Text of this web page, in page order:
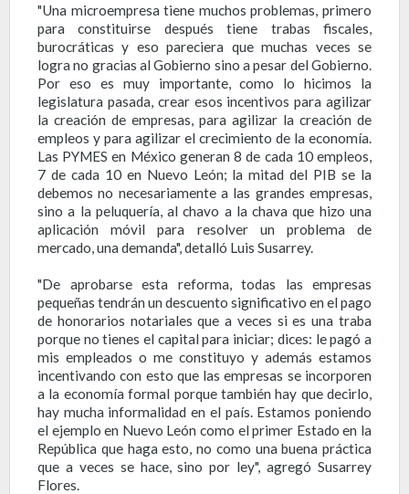
"Una microempresa tiene muchos problemas, primero
para constituirse después tiene trabas fiscales,
burocráticas y eso pareciera que muchas veces se
logra no gracias al Gobierno sino a pesar del Gobierno.
Por eso es muy importante, como lo hicimos la
legislatura pasada, crear esos incentivos para agilizar
la creación de empresas, para agilizar la creación de
empleos y para agilizar el crecimiento de la economía.
Las PYMES en México generan 8 de cada 10 empleos,
7 de cada 10 en Nuevo León; la mitad del PIB se la
debemos no necesariamente a las grandes empresas,
sino a la peluquería, al chavo a la chava que hizo una
aplicación móvil para resolver un problema de
mercado, una demanda", detalló Luis Susarrey.
"De aprobarse esta reforma, todas las empresas
pequeñas tendrán un descuento significativo en el pago
de honorarios notariales que a veces si es una traba
porque no tienes el capital para iniciar; dices: le pagó a
mis empleados o me constituyo y además estamos
incentivando con esto que las empresas se incorporen
a la economía formal porque también hay que decirlo,
hay mucha informalidad en el país. Estamos poniendo
el ejemplo en Nuevo León como el primer Estado en la
República que haga esto, no como una buena práctica
que a veces se hace, sino por ley", agregó Susarrey
Flores.